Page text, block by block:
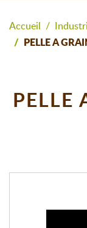
Accueil
PELLE A
PELLE